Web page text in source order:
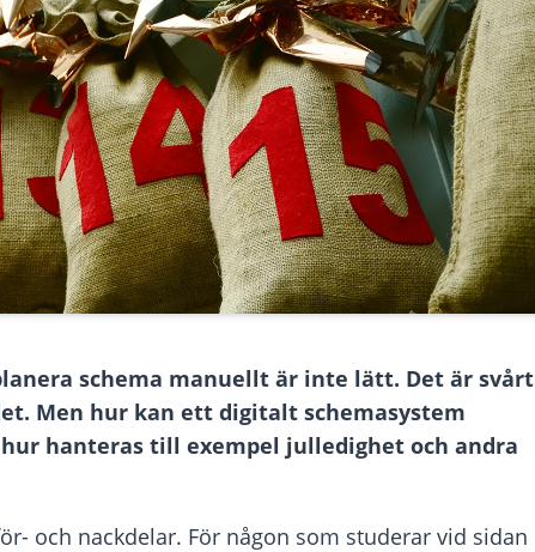
schema manuellt är inte lätt. Det är svårt
Men hur kan ett digitalt schemasystem
hanteras till exempel julledighet och andra
och nackdelar. För någon som studerar vid sidan